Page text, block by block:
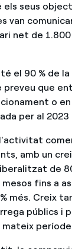
els seus
van
net de
el 90 % de
preveu que
o
per al 2023
amb un
de
fins a
més. Creix
públics i
mateix període